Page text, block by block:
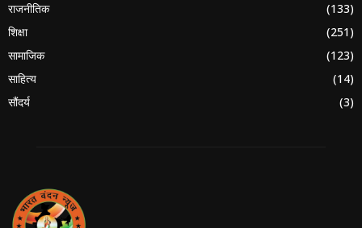
राजनीतिक
(133)
शिक्षा
(251)
सामाजिक
(123)
साहित्य
(14)
सौंदर्य
(3)